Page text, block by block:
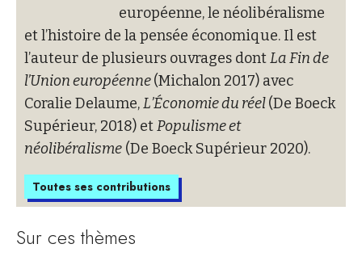
européenne, le néolibéralisme
et l’histoire de la pensée économique. Il est
l’auteur de plusieurs ouvrages dontLa Fin de
l’Union européenne(Michalon 2017) avec
Coralie Delaume,L’Économie du réel(De Boeck
Supérieur, 2018) etPopulisme et
néolibéralisme (De Boeck Supérieur 2020).
Toutes ses contributions
Sur ces thèmes